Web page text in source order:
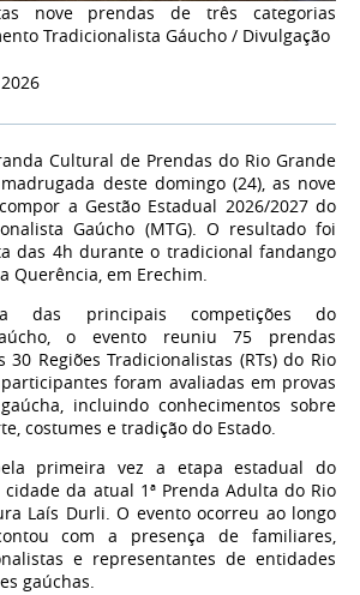
nove prendas de três categorias
Tradicionalista Gáucho / Divulgação
Cultural de Prendas do Rio Grande
deste domingo (24), as nove
a Gestão Estadual 2026/2027 do
Gaúcho (MTG). O resultado foi
das 4h durante o tradicional fandango
Querência, em Erechim.
das principais competições do
o evento reuniu 75 prendas
Regiões Tradicionalistas (RTs) do Rio
foram avaliadas em provas
incluindo conhecimentos sobre
costumes e tradição do Estado.
primeira vez a etapa estadual do
da atual 1ª Prenda Adulta do Rio
Laís Durli. O evento ocorreu ao longo
com a presença de familiares,
e representantes de entidades
gaúchas.